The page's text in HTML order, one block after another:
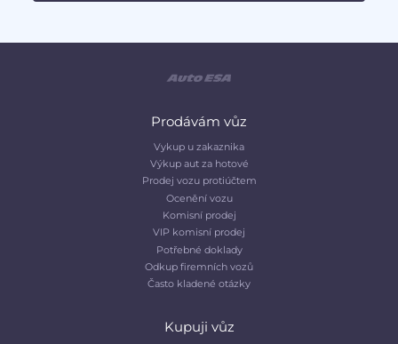
Prodávám vůz
Vykup u zakaznika
Výkup aut za hotové
Prodej vozu protiúčtem
Ocenění vozu
Komisní prodej
VIP komisní prodej
Potřebné doklady
Odkup firemních vozů
Často kladené otázky
Kupuji vůz